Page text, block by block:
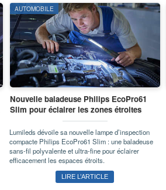
AUTOMOBILE
Nouvelle baladeuse Philips EcoPro61
Slim pour éclairer les zones étroites
Lumileds dévoile sa nouvelle lampe d’inspection
compacte Philips EcoPro61 Slim : une baladeuse
sans-fil polyvalente et ultra-fine pour éclairer
efficacement les espaces étroits.
LIRE L’ARTICLE